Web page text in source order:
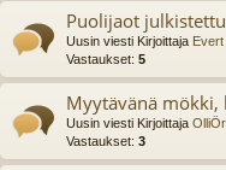
Puolijaot julkistettu
Uusin viesti Kirjoittaja Evert
Vastaukset: 5
Myytävänä
Uusin viesti Kirjoittaja
Vastaukset: 3